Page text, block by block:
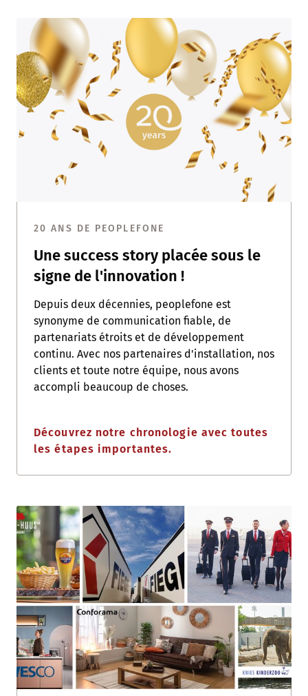
20 ANS DE PEOPLEFONE
Une success story placée sous le
signe de l'innovation !
Depuis deux décennies, peoplefone est
synonyme de communication fiable, de
partenariats étroits et de développement
continu. Avec nos partenaires d'installation, nos
clients et toute notre équipe, nous avons
accompli beaucoup de choses.
Découvrez notre chronologie avec toutes
les étapes importantes.